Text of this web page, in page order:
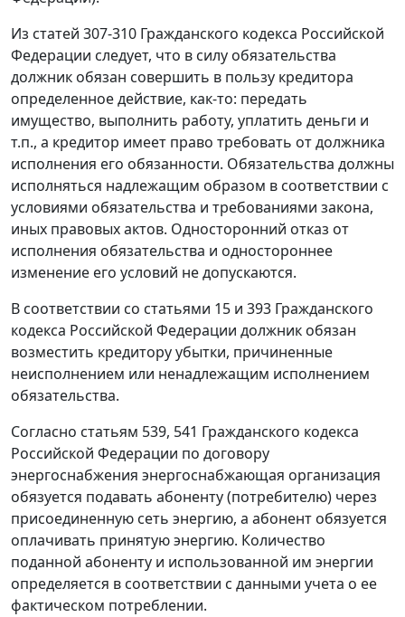
Из статей 307-310 Гражданского кодекса Российской
Федерации следует, что в силу обязательства
должник обязан совершить в пользу кредитора
определенное действие, как-то: передать
имущество, выполнить работу, уплатить деньги и
т.п., а кредитор имеет право требовать от должника
исполнения его обязанности. Обязательства должны
исполняться надлежащим образом в соответствии с
условиями обязательства и требованиями закона,
иных правовых актов. Односторонний отказ от
исполнения обязательства и одностороннее
изменение его условий не допускаются.
В соответствии со статьями 15 и 393 Гражданского
кодекса Российской Федерации должник обязан
возместить кредитору убытки, причиненные
неисполнением или ненадлежащим исполнением
обязательства.
Согласно статьям 539, 541 Гражданского кодекса
Российской Федерации по договору
энергоснабжения энергоснабжающая организация
обязуется подавать абоненту (потребителю) через
присоединенную сеть энергию, а абонент обязуется
оплачивать принятую энергию. Количество
поданной абоненту и использованной им энергии
определяется в соответствии с данными учета о ее
фактическом потреблении.